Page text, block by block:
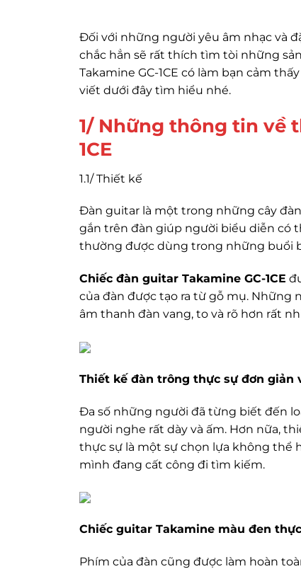
Đối với những người yêu âm nhạc và
chắc hẳn sẽ rất thích tìm tòi những
Takamine GC-1CE có làm bạn cảm
viết dưới đây tìm hiểu nhé.
1/ Những thông tin về
1CE
1.1/ Thiết kế
Đàn guitar là một trong những cây
gắn trên đàn giúp người biểu diễn có
thường được dùng trong những buổi
Chiếc đàn guitar Takamine GC-1CE
của đàn được tạo ra từ gỗ mụ. Những
âm thanh đàn vang, to và rõ hơn rất
Thiết kế đàn trông thực sự đơn giản
Đa số những người đã từng biết đến
người nghe rất dày và ấm. Hơn nữa,
thực sự là một sự chọn lựa không thể
mình đang cất công đi tìm kiếm.
Chiếc guitar Takamine màu đen
Phím của đàn cũng được làm hoàn